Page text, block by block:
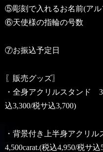
⑤彫刻で入れるお名前(アル
⑥天使様の指輪の号数
⑦お振込予定日
〖販売グッズ〗
・全身アクリルスタンド
込3,300/税サ込3,700)
・背景付き上半身アクリ
4,500carat.(税込4,950/税サ込